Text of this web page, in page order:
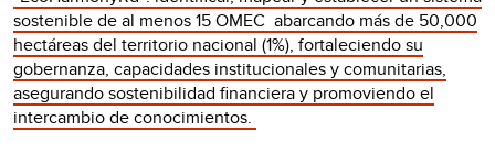
sostenible de al menos 15 OMEC abarcando más de 50,000
hectáreas del territorio nacional (1%), fortaleciendo su
gobernanza, capacidades institucionales y comunitarias,
asegurando sostenibilidad financiera y promoviendo el
intercambio de conocimientos.